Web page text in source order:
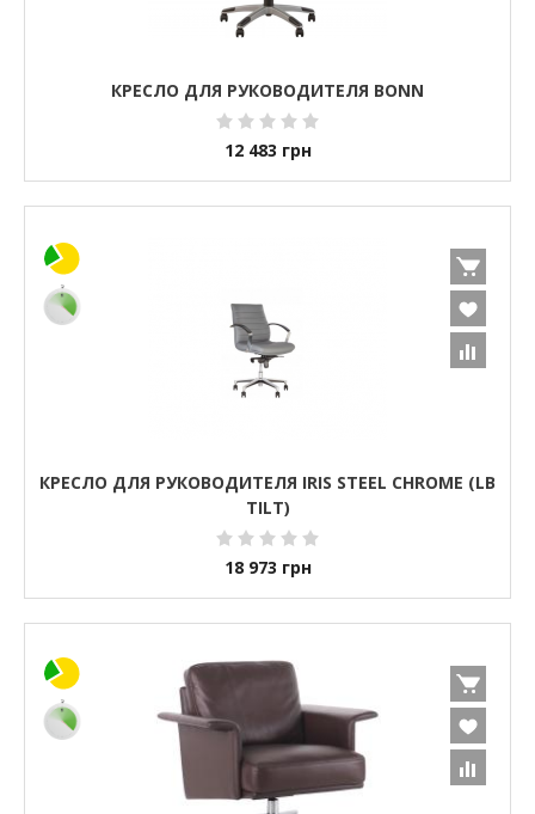
КРЕСЛО ДЛЯ РУКОВОДИТЕЛЯ BONN
12 483 грн
КРЕСЛО ДЛЯ РУКОВОДИТЕЛЯ IRIS STEEL CHROME (LB
TILT)
18 973 грн